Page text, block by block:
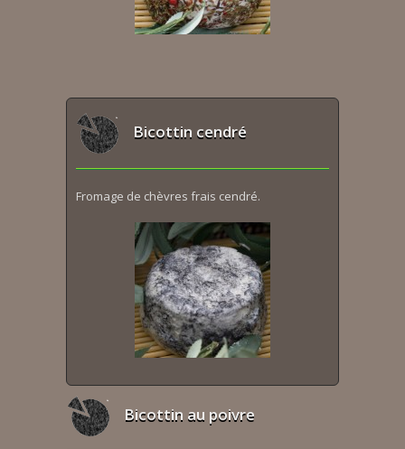
Bicottin cendré
Fromage de chèvres frais cendré.
Bicottin au poivre